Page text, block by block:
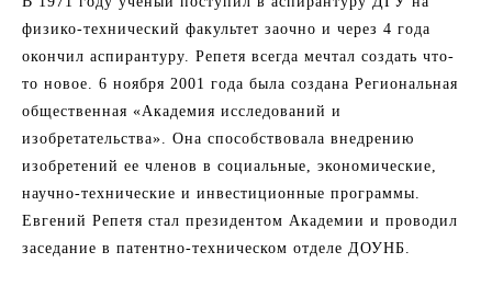
физико-технический факультет заочно и через 4 года
окончил аспирантуру. Репетя всегда мечтал создать что-
то новое. 6 ноября 2001 года была создана Региональная
общественная «Академия исследований и
изобретательства». Она способствовала внедрению
изобретений ее членов в социальные, экономические,
научно-технические и инвестиционные программы.
Евгений Репетя стал президентом Академии и проводил
заседание в патентно-техническом отделе ДОУНБ.